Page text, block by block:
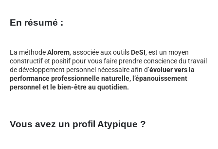
En résumé :
La méthodeAlorem, associée aux outils DeSI, est un moyen
constructif et positif pour vous faire prendre conscience du travail
de développement personnel nécessaire afin d’évoluer vers la
performance professionnelle naturelle, l’épanouissement
personnel et le bien-être au quotidien.
Vous avez un profil Atypique ?